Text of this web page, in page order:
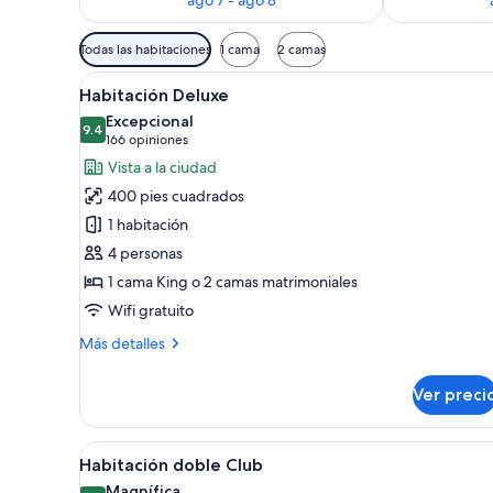
Filtros
disponibles
para
las
habitaciones
Todas las habitaciones 1 cama 2 camas
Abrir
todas
las
fotos
de
Habitación
Deluxe
Habitación de hotel con dos
8
Habitación Deluxe
9.49.4 de 10
Excepcional
166 opiniones
(166
opiniones)
Vista a la ciudad
400 pies cuadrados
1 habitación
4 personas
1 cama King o 2 camas matrimoniales
Wifi gratuito
Más detalles
Más
Deluxe
Ver
Abrir
todas
Habitación de hotel con
9
Habitación doble Club